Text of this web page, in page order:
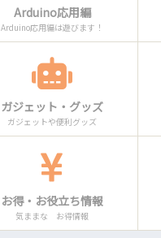
Arduino応用編
Arduino応用編は遊びます！
ガジェット・グッズ
ガジェットや便利グッズ
お得・お役立ち情報
気ままな お得情報